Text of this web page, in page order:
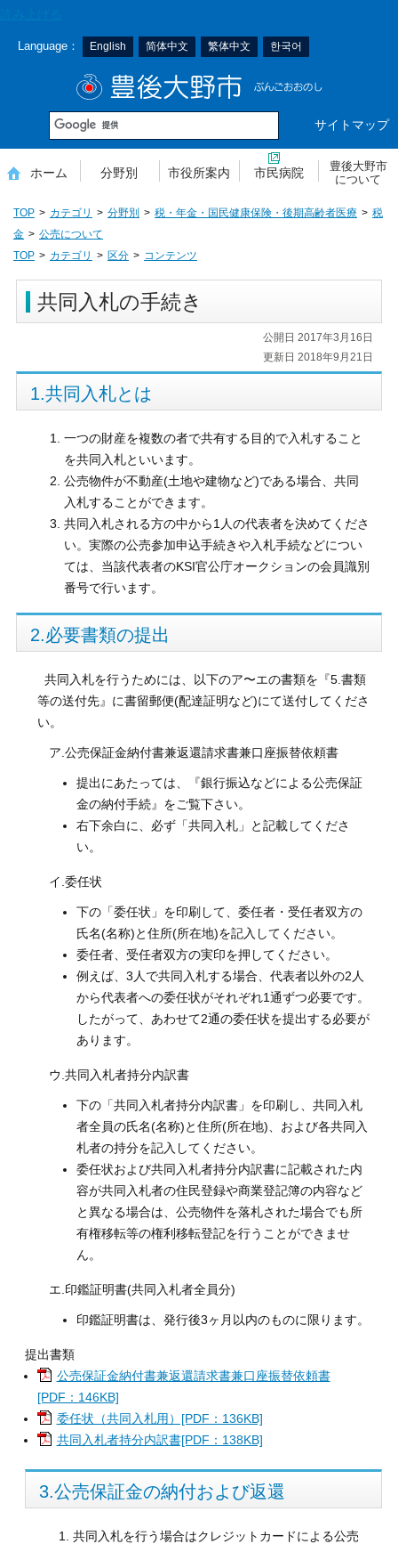
Language： English 简体中文 繁体中文 한국어
サイトマップ
ホーム 分野別 市役所案内 市民病院
豊後大野市
について
TOP カテゴリ 分野別 税・年金・国民健康保険・後期高齢者医療
税
金
公売について
TOP
カテゴリ 区分 コンテンツ
共同入札の手続き
公開日 2017年3月16日
更新日 2018年9月21日
1.共同入札とは
一つの財産を複数の者で共有する目的で入札すること
を共同入札といいます。
公売物件が不動産(土地や建物など)である場合、共同
入札することができます。
共同入札される方の中から1人の代表者を決めてくださ
い。実際の公売参加申込手続きや入札手続などについ
ては、当該代表者のKSI官公庁オークションの会員識別
番号で行います。
2.必要書類の提出
共同入札を行うためには、以下のア〜エの書類を『5.書類
等の送付先』に書留郵便(配達証明など)にて送付してくださ
い。
ア.公売保証金納付書兼返還請求書兼口座振替依頼書
提出にあたっては、『銀行振込などによる公売保証
金の納付手続』をご覧下さい。
右下余白に、必ず「共同入札」と記載してくださ
い。
イ.委任状
下の「委任状」を印刷して、委任者・受任者双方の
氏名(名称)と住所(所在地)を記入してください。
委任者、受任者双方の実印を押してください。
例えば、3人で共同入札する場合、代表者以外の2人
から代表者への委任状がそれぞれ1通ずつ必要です。
したがって、あわせて2通の委任状を提出する必要が
あります。
ウ.共同入札者持分内訳書
下の「共同入札者持分内訳書」を印刷し、共同入札
者全員の氏名(名称)と住所(所在地)、および各共同入
札者の持分を記入してください。
委任状および共同入札者持分内訳書に記載された内
容が共同入札者の住民登録や商業登記簿の内容など
と異なる場合は、公売物件を落札された場合でも所
有権移転等の権利移転登記を行うことができませ
ん。
エ.印鑑証明書(共同入札者全員分)
印鑑証明書は、発行後3ヶ月以内のものに限ります。
提出書類
公売保証金納付書兼返還請求書兼口座振替依頼書
[PDF：146KB]
委任状（共同入札用）[PDF：136KB]
共同入札者持分内訳書[PDF：138KB]
3.公売保証金の納付および返還
共同入札を行う場合はクレジットカードによる公売